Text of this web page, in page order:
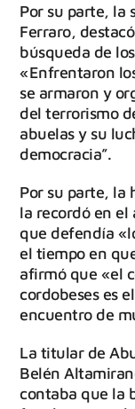
Por su parte, la
Ferraro,
búsqueda de
«Enfrentaron
se armaron y
del terrorismo
abuelas y su
democracia”.
Por su parte, la
la recordó en el
que defendía
el tiempo en
afirmó que «el
cordobeses es
encuentro de
La titular de
Belén
contaba que la